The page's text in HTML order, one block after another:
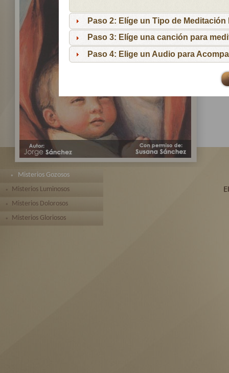
Paso 2: Elíge un Tipo de Meditación
Paso 3: Elíge una canción para
Paso 4: Elige un Audio para
Misterios Gozosos
Misterios Luminosos
Misterios Dolorosos
Misterios Gloriosos